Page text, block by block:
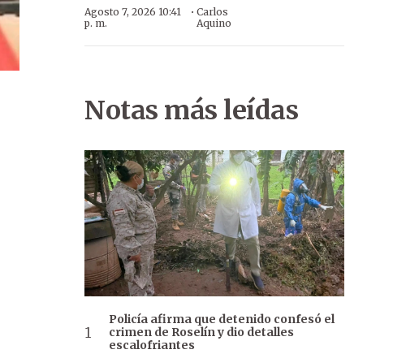
Agosto 7, 2026 10:41
p. m.
· Carlos
Aquino
Notas más leídas
Policía afirma que detenido confesó el
crimen de Roselín y dio detalles
escalofriantes